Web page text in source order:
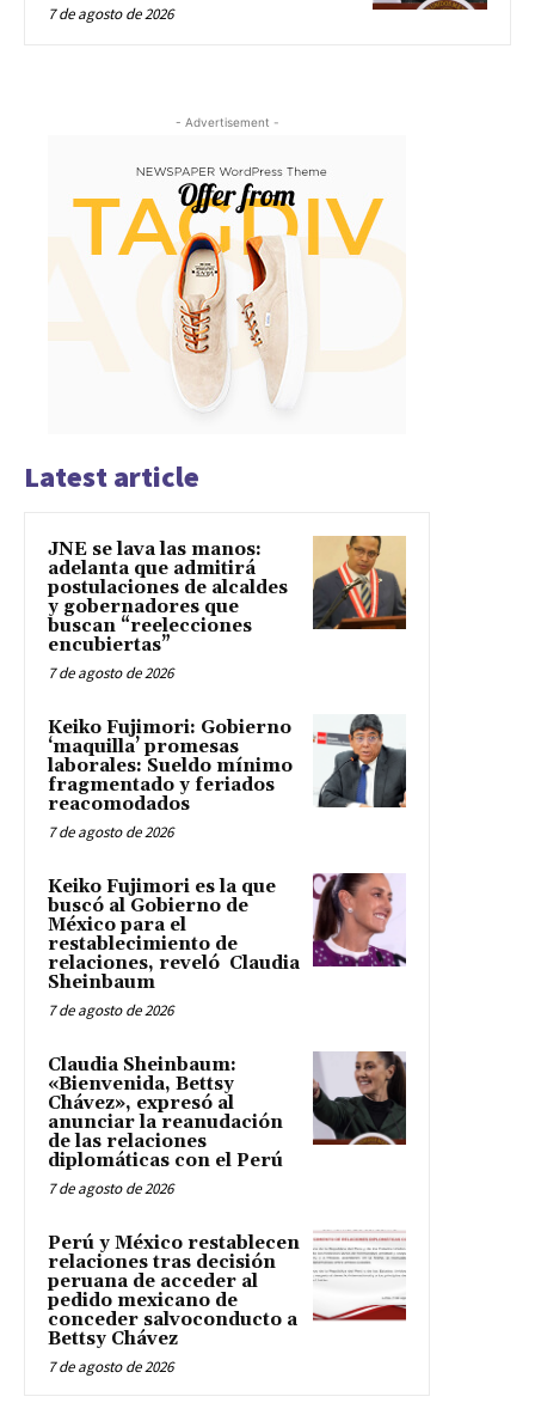
7 de agosto de 2026
- Advertisement -
Latest article
JNE se lava las manos:
adelanta que admitirá
postulaciones de alcaldes
y gobernadores que
buscan “reelecciones
encubiertas”
7 de agosto de 2026
Keiko Fujimori: Gobierno
‘maquilla’ promesas
laborales: Sueldo mínimo
fragmentado y feriados
reacomodados
7 de agosto de 2026
Keiko Fujimori es la que
buscó al Gobierno de
México para el
restablecimiento de
relaciones, reveló Claudia
Sheinbaum
7 de agosto de 2026
Claudia Sheinbaum:
«Bienvenida, Bettsy
Chávez», expresó al
anunciar la reanudación
de las relaciones
diplomáticas con el Perú
7 de agosto de 2026
Perú y México restablecen
relaciones tras decisión
peruana de acceder al
pedido mexicano de
conceder salvoconducto a
Bettsy Chávez
7 de agosto de 2026